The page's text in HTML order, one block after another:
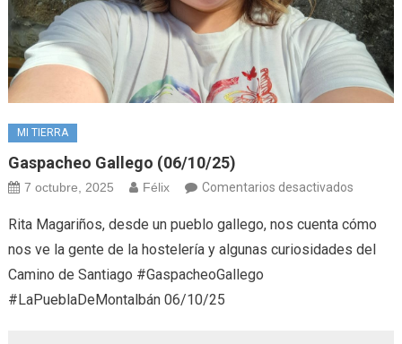
MI TIERRA
Gaspacheo Gallego (06/10/25)
7 octubre, 2025 Félix Comentarios desactivadosen
gallego
(06/10/
Rita Magariños, desde un pueblo gallego, nos cuenta cómo
nos ve la gente de la hostelería y algunas curiosidades del
Camino de Santiago #GaspacheoGallego
#LaPueblaDeMontalbán 06/10/25